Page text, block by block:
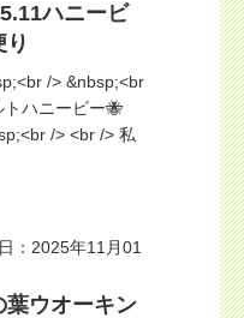
ハニービ
り
/> &nbsp;<br
ハニービー🐝
/> <br /> 私
：2025年11月01
葉ウオーキン